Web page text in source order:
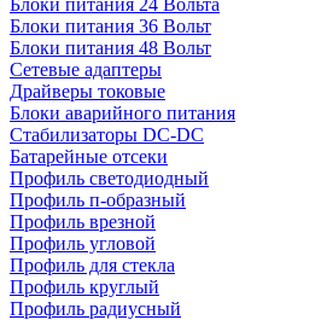
Блоки питания 24 Вольта
Блоки питания 36 Вольт
Блоки питания 48 Вольт
Сетевые адаптеры
Драйверы токовые
Блоки аварийного питания
Стабилизаторы DC-DC
Батарейные отсеки
Профиль светодиодный
Профиль п-образный
Профиль врезной
Профиль угловой
Профиль для стекла
Профиль круглый
Профиль радиусный